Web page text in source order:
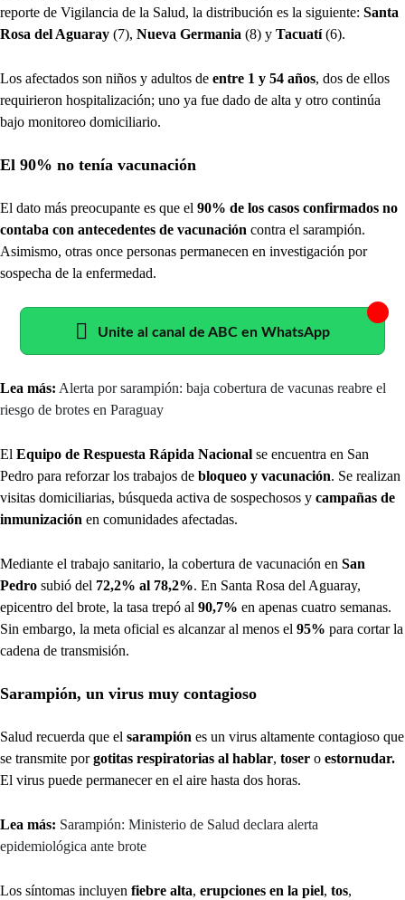
reporte de Vigilancia de la Salud, la distribución es la siguiente: Santa
Rosa del Aguaray (7), Nueva Germania (8) y Tacuatí(6).
Los afectados son niños y adultos de entre 1 y 54 años, dos de ellos
requirieron hospitalización; uno ya fue dado de alta y otro continúa
bajo monitoreo domiciliario.
El 90% no tenía vacunación
El dato más preocupante es que el 90% de los casos confirmados no
contaba con antecedentes de vacunación contra el sarampión.
Asimismo, otras once personas permanecen en investigación por
sospecha de la enfermedad.
Unite al canal de ABC en WhatsApp
Lea más: Alerta por sarampión: baja cobertura de vacunas reabre el
riesgo de brotes en Paraguay
El Equipo de Respuesta Rápida Nacional se encuentra en San
Pedro para reforzar los trabajos de bloqueo y vacunación. Se realizan
visitas domiciliarias, búsqueda activa de sospechosos y campañas de
inmunización en comunidades afectadas.
Mediante el trabajo sanitario, la cobertura de vacunación en San
Pedro subió del 72,2% al 78,2%. En Santa Rosa del Aguaray,
epicentro del brote, la tasa trepó al 90,7% en apenas cuatro semanas.
Sin embargo, la meta oficial es alcanzar al menos el 95% para cortar la
cadena de transmisión.
Sarampión, un virus muy contagioso
Salud recuerda que el sarampión es un virus altamente contagioso que
se transmite porgotitas respiratorias al hablar, toser o estornudar.
El virus puede permanecer en el aire hasta dos horas.
Lea más: Sarampión: Ministerio de Salud declara alerta
epidemiológica ante brote
Los síntomas incluyen fiebre alta, erupciones en la piel, tos,